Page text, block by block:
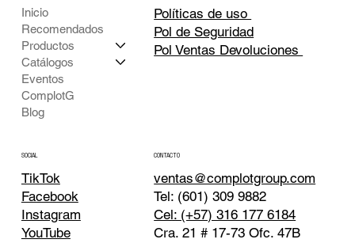
Inicio
Recomendados
Productos
Catálogos
Eventos
ComplotG
Blog
Políticas de uso
Pol de Seguridad
Pol Ventas Devoluciones
SOCIAL
TikTok
Facebook
Instagram
YouTube
CONTACTO
ventas@complotgroup.com
Tel: (601) 309 9882
Cel: (+57) 316 177 6184
Cra. 21 # 17-73 Ofc. 47B